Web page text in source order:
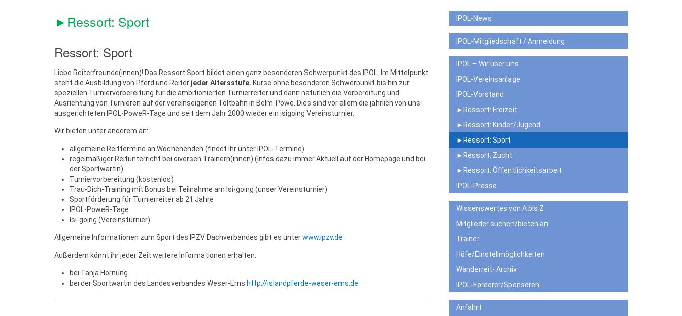
►Ressort: Sport
Ressort: Sport
Liebe Reiterfreunde(innen)! Das Ressort Sport bildet einen ganz besonderen Schwerpunkt des IPOL. Im Mittelpunkt
steht die Ausbildung von Pferd und Reiter jeder Altersstufe. Kurse ohne besonderen Schwerpunkt bis hin zur
speziellen Turniervorberei­tung für die ambitionierten Turnierreiter und dann natürlich die Vorbereitung und
Ausrichtung von Turnieren auf der vereinseigenen Töltbahn in Belm-Powe. Dies sind vor allem die jährlich von uns
ausgerichteten IPOL-PoweR-Tage und seit dem Jahr 2000 wieder ein isigoing Vereinsturnier.
Wir bieten unter anderem an:
allgemeine Reittermine an Wochenenden (findet ihr unter IPOL-Termine)
regelmäßiger Reitunterricht bei diversen Trainern(innen) (Infos dazu immer Aktuell auf der Homepage und bei
der Sportwartin)
Turniervorberei­tung (kostenlos)
Trau-Dich-Training mit Bonus bei Teilnahme am Isi-going (unser Vereinsturnier)
Sportförderung für Turnierreiter ab 21 Jahre
IPOL-PoweR-Tage
Isi-going (Vereinsturnier)
Allgemeine Informationen zum Sport des IPZV Dachverbandes gibt es unterwww.ipzv.de
Außerdem könnt ihr jeder Zeit weitere Informationen erhalten:
bei Tanja Hornung
bei der Sportwartin des Landesverbandes Weser-Ems http://islandpferde-weser-ems.de
IPOL-News
IPOL-Mitgliedschaft / Anmeldung
IPOL – Wir über uns
IPOL-Vereinsanlage
IPOL-Vorstand
►Ressort: Freizeit
►Ressort: Kinder/Jugend
►Ressort: Sport
►Ressort: Zucht
►Ressort: Öffentlichkeitsarbeit
IPOL-Presse
Wissenswertes von A bis Z
Mitglieder suchen/bieten an
Trainer
Höfe/Einstellmöglichkeiten
Wanderreit- Archiv
IPOL-Förderer/Sponsoren
Anfahrt